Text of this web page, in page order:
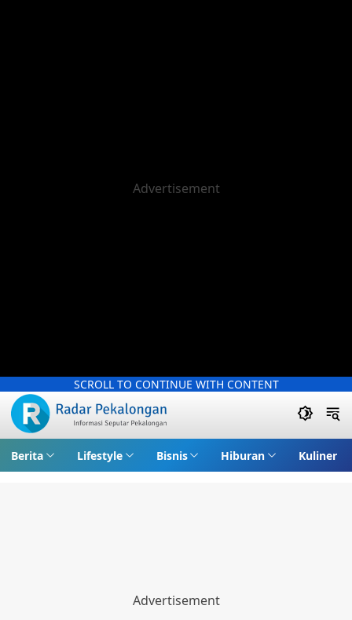
SCROLL TO CONTINUE WITH CONTENT
Berita Lifestyle Bisnis Hiburan Kuliner